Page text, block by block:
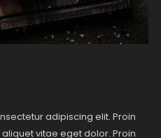
adipiscing elit. Proin
vitae eget dolor. Proin